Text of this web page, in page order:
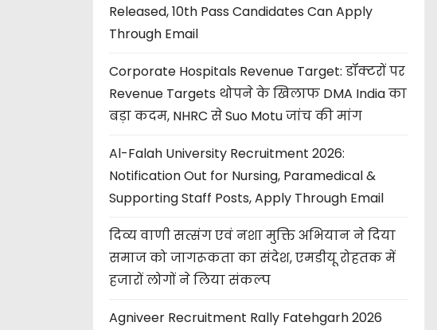
Released, 10th Pass Candidates Can Apply
Through Email
Corporate Hospitals Revenue Target: डॉक्टरों पर
Revenue Targets थोपने के खिलाफ DMA India का
बड़ा कदम, NHRC से Suo Motu जांच की मांग
Al-Falah University Recruitment 2026:
Notification Out for Nursing, Paramedical &
Supporting Staff Posts, Apply Through Email
दिव्य वाणी सत्संग एवं नशा मुक्ति अभियान ने दिया
समाज को जागरूकता का संदेश, एमडीयू रोहतक में
हजारों लोगों ने लिया संकल्प
Agniveer Recruitment Rally Fatehgarh 2026